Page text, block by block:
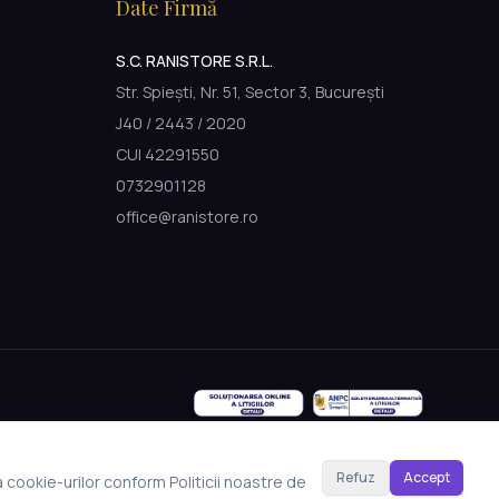
Date Firmă
S.C. RANISTORE S.R.L.
Str. Spiești, Nr. 51, Sector 3, București
J40 / 2443 / 2020
CUI 42291550
0732901128
office@ranistore.ro
cookie-urilor conform Politicii noastre de Refuz Accept
Made with Emergent